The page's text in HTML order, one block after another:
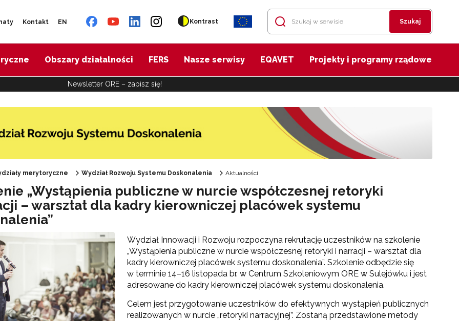
Kontakt EN Kontrast Szukaj
Obszary działalności FERS Nasze serwisy EQAVET Projekty i programy rządowe
Newsletter ORE – zapisz się!
merytoryczne Wydział Rozwoju Systemu Doskonalenia Aktualności
„Wystąpienia publiczne w nurcie współczesnej retoryki
– warsztat dla kadry kierowniczej placówek systemu
Wydział Innowacji i Rozwoju rozpoczyna rekrutację uczestników na szkolenie
„Wystąpienia publiczne w nurcie współczesnej retoryki i narracji – warsztat dla
kadry kierowniczej placówek systemu doskonalenia”. Szkolenie odbędzie się
w terminie 14–16 listopada br. w Centrum Szkoleniowym ORE w Sulejówku i jest
adresowane do kadry kierowniczej placówek systemu doskonalenia.
Celem jest przygotowanie uczestników do efektywnych wystąpień publicznych
realizowanych w nurcie „retoryki narracyjnej”. Zostaną przedstawione metody